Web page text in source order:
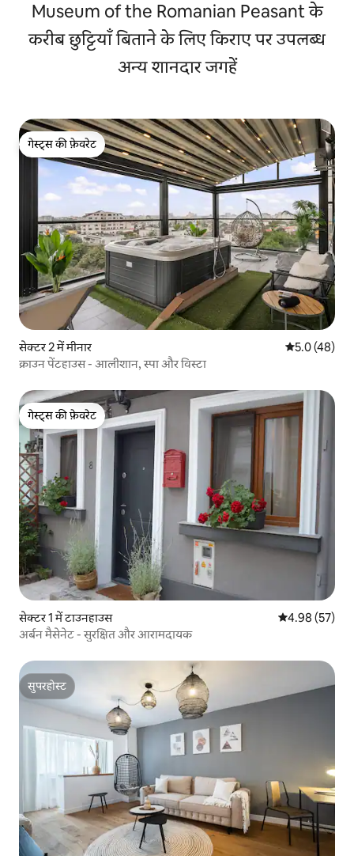
Museum of the Romanian Peasant के
करीब छुट्टियाँ बिताने के लिए किराए पर उपलब्ध
अन्य शानदार जगहें
गेस्ट्स की फ़ेवरेट
गेस्ट्स की फ़ेवरेट
सेक्टर 2 में मीनार औसत रेटिंग 5
5.0 (48)
क्राउन पेंटहाउस - आलीशान, स्पा और विस्टा
गेस्ट्स की फ़ेवरेट
गेस्ट्स की फ़ेवरेट
सेक्टर 1 में टाउनहाउस औसत रेटिंग 5 में
4.98 (57)
अर्बन मैसेनेट - सुरक्षित और आरामदायक
सुपरहोस्ट
सुपरहोस्ट